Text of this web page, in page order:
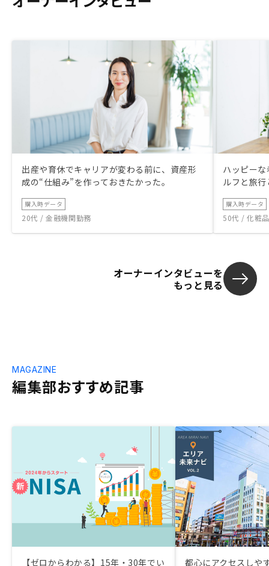
出産や育休でキャリアが変わる前に、資産形
成の“仕組み”を作っておきたかった。
購入時データ
20代 / 金融機関勤務
ハッピー
ルフと旅
購入時データ
50代 / 化粧
オーナーインタビューを
もっと見る
編集部おすすめ記事
MAGAZINE
【ゼロからわかる】15年・30年でい
都心にアクセスしや